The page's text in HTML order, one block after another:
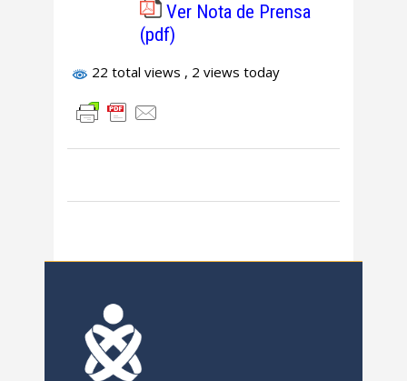
Ver Nota de Prensa
(pdf)
22 total views , 2 views today